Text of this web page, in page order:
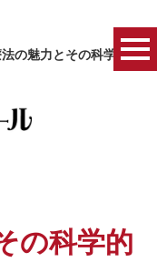
の魅力とその科学的根
の科学的